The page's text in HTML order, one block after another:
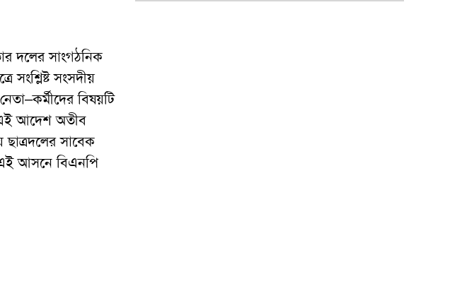
দলের সাংগঠনিক
সংশ্লিষ্ট সংসদীয়
বিষয়টি
এই আদেশ অতীব
ছাত্রদলের সাবেক
এই আসনে বিএনপি